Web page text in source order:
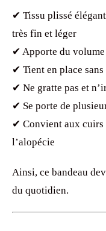
✔ Tissu plissé
très fin et léger
✔ Apporte du volume
✔ Tient en place
✔ Ne gratte pas et
✔ Se porte de
✔ Convient aux cuirs
l’alopécie
Ainsi, ce bandeau
du quotidien.